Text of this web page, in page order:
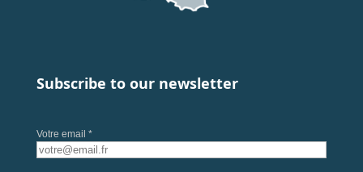
Subscribe to our newsletter
Votre email *